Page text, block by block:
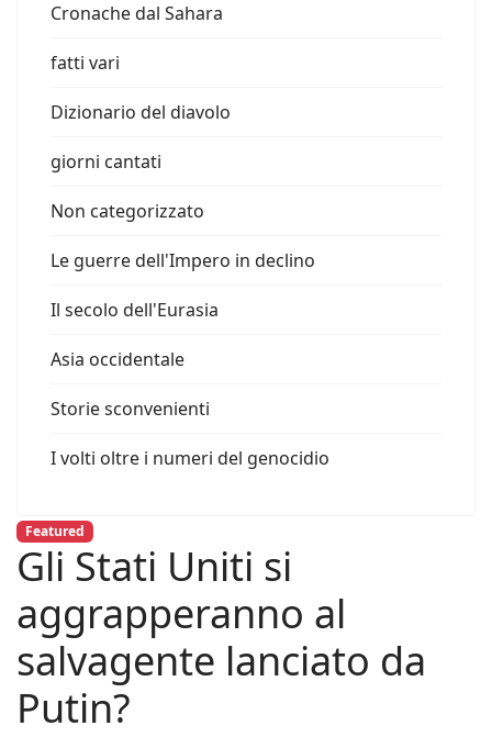
Cronache dal Sahara
fatti vari
Dizionario del diavolo
giorni cantati
Non categorizzato
Le guerre dell'Impero in declino
Il secolo dell'Eurasia
Asia occidentale
Storie sconvenienti
I volti oltre i numeri del genocidio
Featured
Gli Stati Uniti si
aggrapperanno al
salvagente lanciato da
Putin?